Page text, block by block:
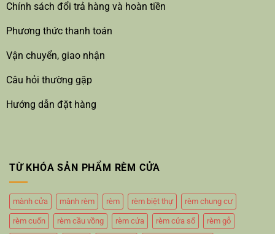
Chính sách đổi trả hàng và hoàn tiền
Phương thức thanh toán
Vận chuyển, giao nhận
Câu hỏi thường gặp
Hướng dẫn đặt hàng
TỪ KHÓA SẢN PHẨM RÈM CỬA
mành cửa mành rèm rèm rèm biệt thự rèm chung cư
rèm cuốn rèm cầu vồng rèm cửa rèm cửa sổ rèm gỗ